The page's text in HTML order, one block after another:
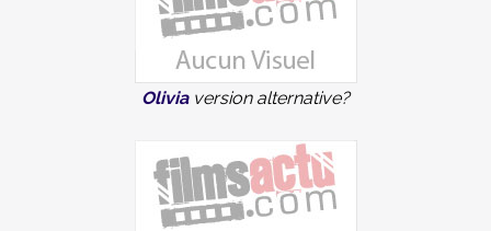
Oliviaversion alternative?